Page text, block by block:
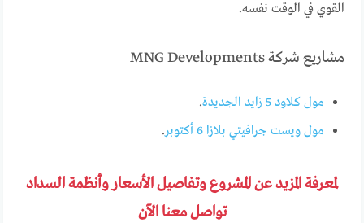
القوي في الوقت نفسه.
مشاريع شركة MNG Developments
مول كلاود 5 زايد الجديدة
.
مول ويست جرافيتي بلازا 6 أكتوبر
.
لمعرفة المزيد عن المشروع وتفاصيل الأسعار وأنظمة السداد
تواصل معنا الآن